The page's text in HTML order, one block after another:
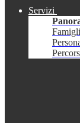
Servizi